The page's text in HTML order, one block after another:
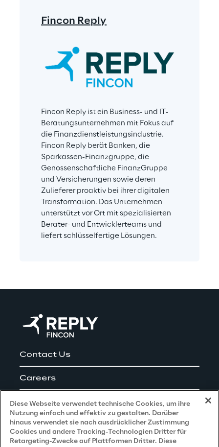
Fincon Reply
Fincon Reply ist ein Business- und IT-
Beratungsunternehmen mit Fokus auf
die Finanzdienstleistungsindustrie.
Fincon Reply berät Banken, die
Sparkassen-Finanzgruppe, die
Genossenschaftliche FinanzGruppe
und Versicherungen sowie deren
Zulieferer proaktiv bei ihrer digitalen
Transformation. Das Unternehmen
unterstützt vor Ort mit spezialisierten
Berater- und Entwicklerteams und
liefert schlüsselfertige Lösungen.
Contact Us
Careers
Impressum
Privacy and Legal
Diese Webseite verwendet technische Cookies, um ihre
Nutzung einfach und effektiv zu gestalten. Darüber
hinaus verwendet sie nach ausdrücklicher Zustimmung
Cookies und andere Tracking-Technologien Dritter für
Retargeting-Zwecke auf Plattformen Dritter. Diese